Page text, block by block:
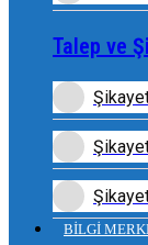
Talep ve
BİLGİ